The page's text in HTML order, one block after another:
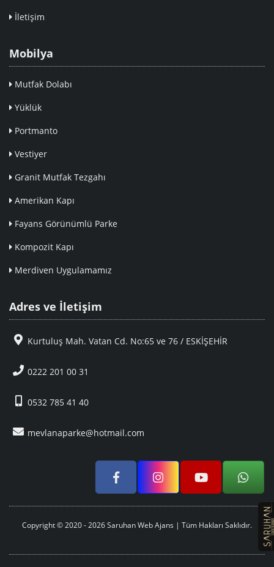
İletişim
Mobilya
Mutfak Dolabı
Yüklük
Portmanto
Vestiyer
Granit Mutfak Tezgahı
Amerikan Kapı
Fayans Görünümlü Parke
Kompozit Kapı
Merdiven Uygulamamız
Adres ve İletişim
Kurtuluş Mah. Vatan Cd. No:65 ve 76 / ESKİŞEHİR
0222 201 00 31
0532 785 41 40
mevlanaparke@hotmail.com
Copyright © 2020 - 2026 Saruhan Web Ajans | Tüm Hakları Saklıdır.